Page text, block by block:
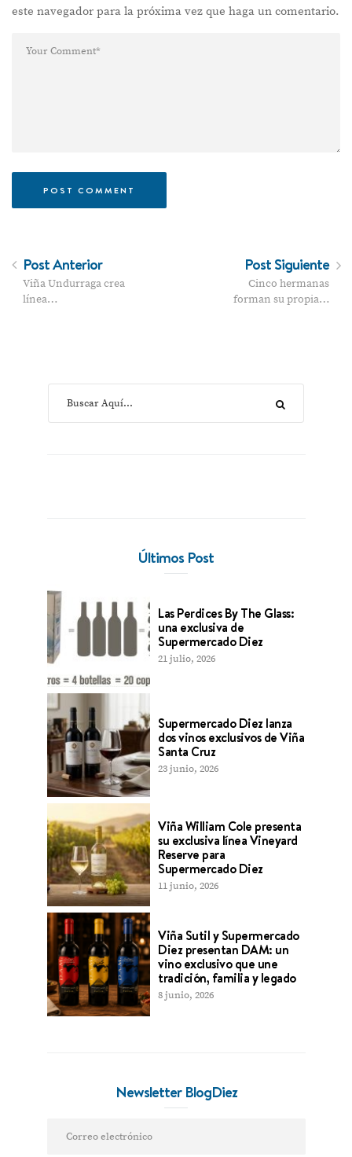
este navegador para la próxima vez que haga un comentario.
Post Anterior
Viña Undurraga crea
línea…
Post Siguiente
Cinco hermanas
forman su propia…
Últimos Post
Las Perdices By The Glass:
una exclusiva de
Supermercado Diez
21 julio, 2026
Supermercado Diez lanza
dos vinos exclusivos de Viña
Santa Cruz
23 junio, 2026
Viña William Cole presenta
su exclusiva línea Vineyard
Reserve para
Supermercado Diez
11 junio, 2026
Viña Sutil y Supermercado
Diez presentan DAM: un
vino exclusivo que une
tradición, familia y legado
8 junio, 2026
Newsletter BlogDiez